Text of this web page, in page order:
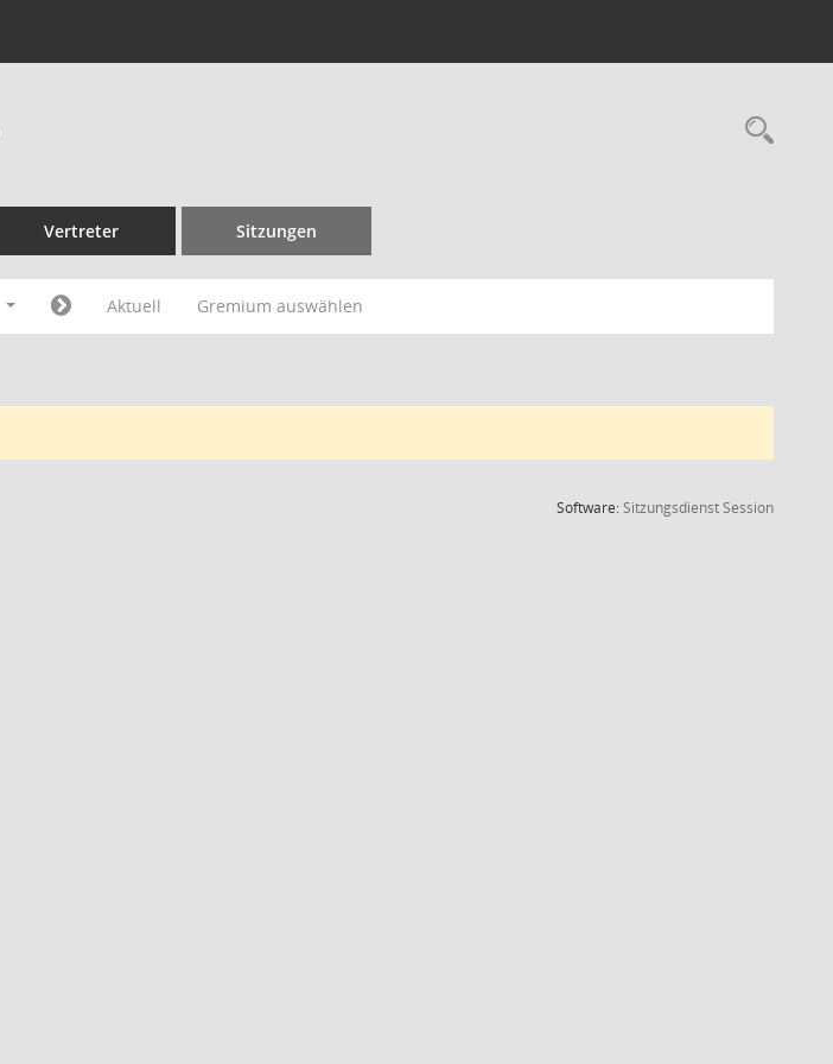
Vertreter Sitzungen
Aktuell Gremium auswählen
Software:SitzungsdienstSession(Wird in